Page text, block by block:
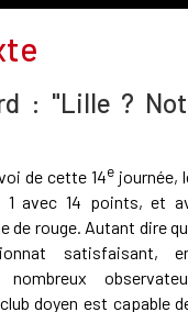
: "Lille ?
de cette 14e journée,
avec 14 points, et
de rouge. Autant dire
satisfaisant,
doyen est capable